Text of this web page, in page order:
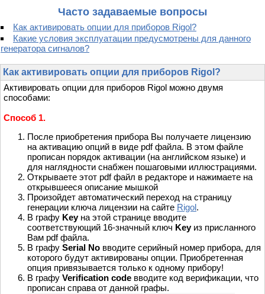
Часто задаваемые вопросы
Как активировать опции для приборов Rigol?
Какие условия эксплуатации предусмотрены для данного
генератора сигналов?
Как активировать опции для приборов Rigol?
Активировать опции для приборов Rigol можно двумя
способами:
Способ 1.
После приобретения прибора Вы получаете лицензию
на активацию опций в виде pdf файла. В этом файле
прописан порядок активации (на английском языке) и
для наглядности снабжен пошаговыми иллюстрациями.
Открываете этот pdf файл в редакторе и нажимаете на
открывшееся описание мышкой
Произойдет автоматический переход на страницу
генерации ключа лицензии на сайте Rigol.
В графу Keyна этой странице вводите
соответствующий 16-значный ключ Keyиз присланного
Вам pdf файла.
В графу Serial No вводите серийный номер прибора, для
которого будут активированы опции. Приобретенная
опция привязывается только к одному прибору!
В графу Verification code вводите код верификации, что
прописан справа от данной графы.